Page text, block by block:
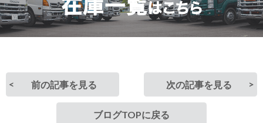
前の記事を見る 次の記事を見る
ブログTOPに戻る